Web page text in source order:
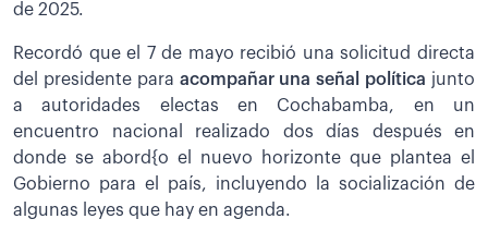
de 2025.
Recordó que el 7 de mayo recibió una solicitud directa
del presidente para acompañar una señal política junto
a autoridades electas en Cochabamba, en un
encuentro nacional realizado dos días después en
donde se abord{o el nuevo horizonte que plantea el
Gobierno para el país, incluyendo la socialización de
algunas leyes que hay en agenda.